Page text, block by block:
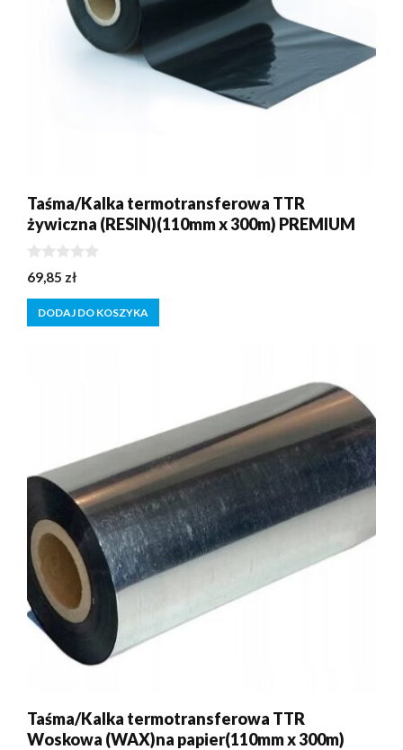
Taśma/Kalka termotransferowa TTR
żywiczna (RESIN)(110mm x 300m) PREMIUM
0
z
5
69,85 zł
DODAJ DO KOSZYKA
Taśma/Kalka termotransferowa TTR
Woskowa (WAX)na papier(110mm x 300m)